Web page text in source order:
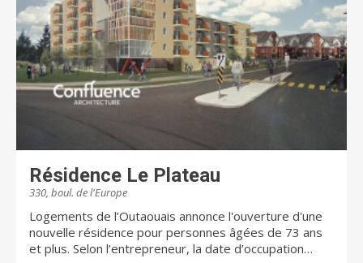
Résidence Le Plateau
330, boul. de l'Europe
Logements de l’Outaouais annonce l'ouverture d'une
nouvelle résidence pour personnes âgées de 73 ans
et plus. Selon l’entrepreneur, la date d’occupation